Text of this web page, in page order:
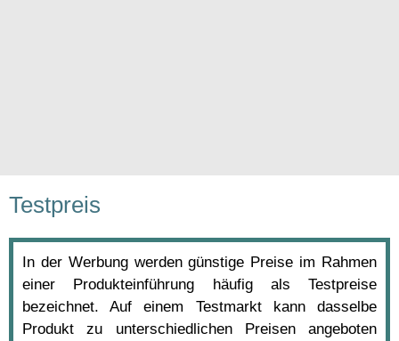
Testpreis
In der Werbung werden günstige Preise im Rahmen
einer Produkteinführung häufig als Testpreise
bezeichnet. Auf einem Testmarkt kann dasselbe
Produkt zu unterschiedlichen Preisen angeboten